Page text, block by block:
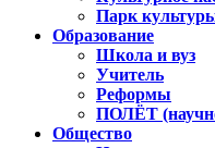
Парк
Образование
Школа и вуз
Учитель
Реформы
ПОЛЁТ
Общество